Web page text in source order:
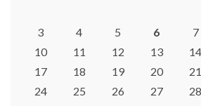
3
4 5 6 7
10
11 12 13 14
17
18 19 20 21
24
25 26 27 28